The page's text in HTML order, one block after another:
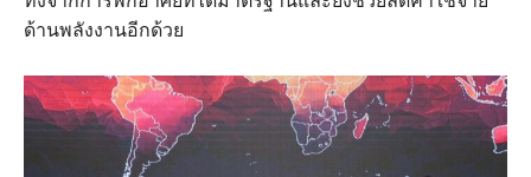
ด้านพลังงานอีกด้วย